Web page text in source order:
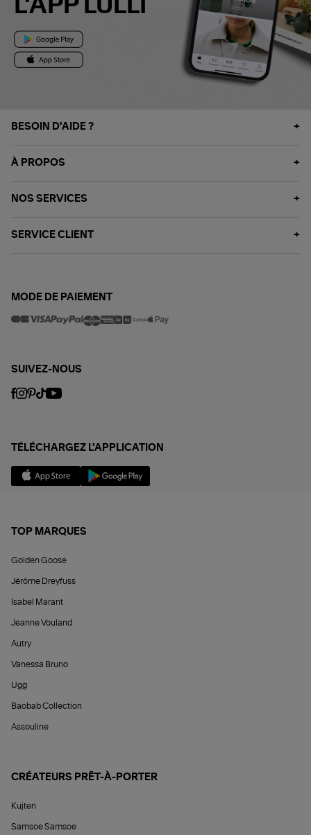
L'APP LULLI
BESOIN D'AIDE ?
À PROPOS
NOS SERVICES
SERVICE CLIENT
MODE DE PAIEMENT
SUIVEZ-NOUS
TÉLÉCHARGEZ L'APPLICATION
TOP MARQUES
Golden Goose
Jérôme Dreyfuss
Isabel Marant
Jeanne Vouland
Autry
Vanessa Bruno
Ugg
Baobab Collection
Assouline
CRÉATEURS PRÊT-À-PORTER
Kujten
Samsoe Samsoe